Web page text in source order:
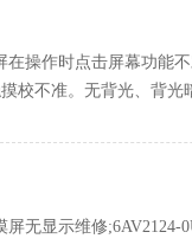
操作时点击屏幕功能
校不准。无背光、背
无显示维修